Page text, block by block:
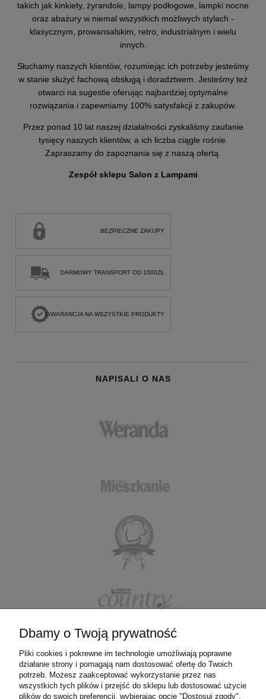
takich jak kinkiety, żyrandole, lampy podłogowe, lampki nocne
oraz abażury w niemal wszystkich możliwych stylach -
klasycznym, prowansalskim, retro, industrialnym i wielu
innych.
Słuchamy naszych klientów, rozumiejąc ich potrzeby jesteśmy
w stanie służyć fachową obsługą i doradztwem. Jesteśmy też
otwarci na sugestie oferując najbardziej optymalne
rozwiązania i zapewniamy 100% satysfakcji z zakupów.
Przez ponad 10 lat naszej działalności zyskaliśmy zaufanie
tysięcy naszych klientów, a ich liczba ciągle rośnie.
Zapraszamy do zapoznania się z naszą ofertą.
Zespół sklepu Salon z Lampami
BEZPIECZNE ZAKUPY
DARMOWY TRANSPORT OD 1000ZŁ
GWARANCJA NA WSZYSTKIE PRODUKTY
NAPISALI O NAS
ZAKUPY
Dbamy o Twoją prywatność
Pliki cookies i pokrewne im technologie umożliwiają poprawne
działanie strony i pomagają nam dostosować ofertę do Twoich
potrzeb. Możesz zaakceptować wykorzystanie przez nas
wszystkich tych plików i przejść do sklepu lub dostosować użycie
plików do swoich preferencji, wybierając opcję "Dostosuj zgody".